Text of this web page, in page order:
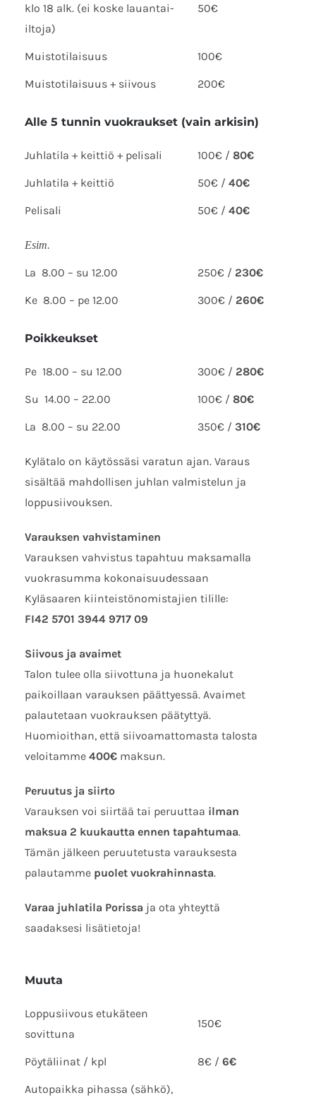
klo 18 alk. (ei koske lauantai-
iltoja)
50€
Muistotilaisuus 100€
Muistotilaisuus + siivous 200€
Alle 5 tunnin vuokraukset (vain arkisin)
Juhlatila + keittiö + pelisali 100€ / 80€
Juhlatila + keittiö 50€ / 40€
Pelisali 50€ / 40€
Esim.
La 8.00 – su 12.00 250€ / 230€
Ke 8.00 – pe 12.00 300€ / 260€
Poikkeukset
Pe 18.00 – su 12.00 300€ / 280€
Su 14.00 – 22.00 100€ / 80€
La 8.00 – su 22.00 350€ / 310€
Kylätalo on käytössäsi varatun ajan. Varaus
sisältää mahdollisen juhlan valmistelun ja
loppusiivouksen.
Varauksen vahvistaminen
Varauksen vahvistus tapahtuu maksamalla
vuokrasumma kokonaisuudessaan
Kyläsaaren kiinteistönomistajien tilille:
FI42 5701 3944 9717 09
Siivous ja avaimet
Talon tulee olla siivottuna ja huonekalut
paikoillaan varauksen päättyessä. Avaimet
palautetaan vuokrauksen päätyttyä.
Huomioithan, että siivoamattomasta talosta
veloitamme 400€ maksun.
Peruutus ja siirto
Varauksen voi siirtää tai peruuttaa ilman
maksua 2 kuukautta ennen tapahtumaa.
Tämän jälkeen peruutetusta varauksesta
palautamme puolet vuokrahinnasta.
Varaa juhlatila Porissa ja ota yhteyttä
saadaksesi lisätietoja!
Muuta
Loppusiivous etukäteen
sovittuna
150€
Pöytäliinat / kpl 8€ / 6€
Autopaikka pihassa (sähkö),